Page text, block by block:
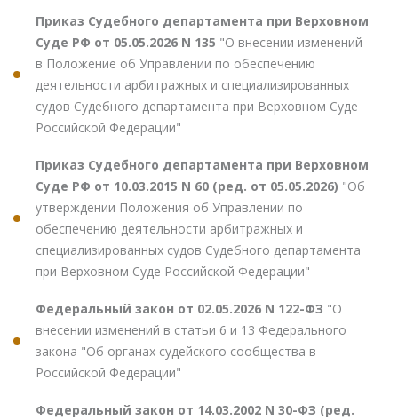
Приказ Судебного департамента при Верховном
Суде РФ от 05.05.2026 N 135 "О внесении изменений
в Положение об Управлении по обеспечению
деятельности арбитражных и специализированных
судов Судебного департамента при Верховном Суде
Российской Федерации"
Приказ Судебного департамента при Верховном
Суде РФ от 10.03.2015 N 60 (ред. от 05.05.2026) "Об
утверждении Положения об Управлении по
обеспечению деятельности арбитражных и
специализированных судов Судебного департамента
при Верховном Суде Российской Федерации"
Федеральный закон от 02.05.2026 N 122-ФЗ "О
внесении изменений в статьи 6 и 13 Федерального
закона "Об органах судейского сообщества в
Российской Федерации"
Федеральный закон от 14.03.2002 N 30-ФЗ (ред.